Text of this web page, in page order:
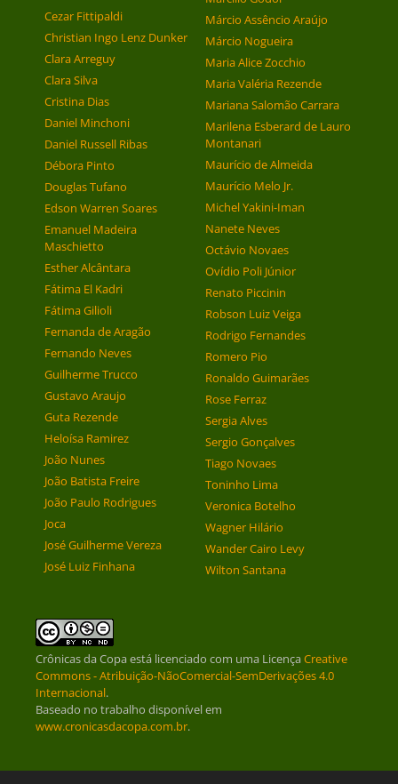
Cezar Fittipaldi
Christian Ingo Lenz Dunker
Clara Arreguy
Clara Silva
Cristina Dias
Daniel Minchoni
Daniel Russell Ribas
Débora Pinto
Douglas Tufano
Edson Warren Soares
Emanuel Madeira
Maschietto
Esther Alcântara
Fátima El Kadri
Fátima Gilioli
Fernanda de Aragão
Fernando Neves
Guilherme Trucco
Gustavo Araujo
Guta Rezende
Heloísa Ramirez
João Nunes
João Batista Freire
João Paulo Rodrigues
Joca
José Guilherme Vereza
José Luiz Finhana
Márcio Assêncio Araújo
Márcio Nogueira
Maria Alice Zocchio
Maria Valéria Rezende
Mariana Salomão Carrara
Marilena Esberard de Lauro
Montanari
Maurício de Almeida
Maurício Melo Jr.
Michel Yakini-Iman
Nanete Neves
Octávio Novaes
Ovídio Poli Júnior
Renato Piccinin
Robson Luiz Veiga
Rodrigo Fernandes
Romero Pio
Ronaldo Guimarães
Rose Ferraz
Sergia Alves
Sergio Gonçalves
Tiago Novaes
Toninho Lima
Veronica Botelho
Wagner Hilário
Wander Cairo Levy
Wilton Santana
Crônicas da Copaestá licenciado com uma LicençaCreative
Commons - Atribuição-NãoComercial-SemDerivações 4.0
Internacional.
Baseado no trabalho disponível em
www.cronicasdacopa.com.br.